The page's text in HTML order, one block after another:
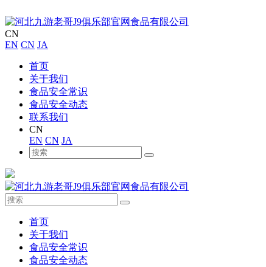
CN
EN CN JA
首页
关于我们
食品安全常识
食品安全动态
联系我们
CN
EN CN JA
首页
关于我们
食品安全常识
食品安全动态